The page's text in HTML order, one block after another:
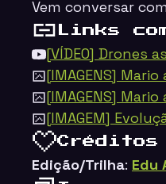
Vem conversar
Links
[VÍDEO] Drones
[IMAGENS]
[IMAGENS]
[IMAGEM]
Créditos
Edição/Trilha: Edu